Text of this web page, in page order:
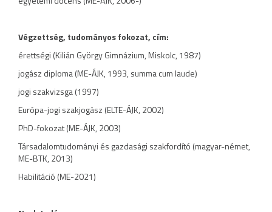
Végzettség, tudományos fokozat, cím:
érettségi (Kilián György Gimnázium, Miskolc, 1987)
jogász diploma (ME-ÁJK, 1993, summa cum laude)
jogi szakvizsga (1997)
Európa-jogi szakjogász (ELTE-ÁJK, 2002)
PhD-fokozat (ME-ÁJK, 2003)
Társadalomtudományi és gazdasági szakfordító (magyar-német,
ME-BTK, 2013)
Habilitáció (ME-2021)